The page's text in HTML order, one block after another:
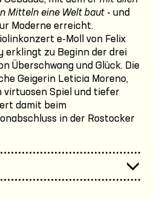
Mitteln eine Welt baut - und
Moderne erreicht.
e-Moll von Felix
erklingt zu Beginn der drei
Überschwang und Glück. Die
Geigerin Leticia Moreno,
virtuosen Spiel und tiefer
damit beim
in der Rostocker